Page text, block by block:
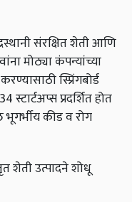
संरक्षित शेती आणि
मोठ्या कंपन्यांच्या
स्प्रिंगबोर्ड
प्रदर्शित होत
भूगर्भीय कीड व रोग
शेती उत्पादने शोधू